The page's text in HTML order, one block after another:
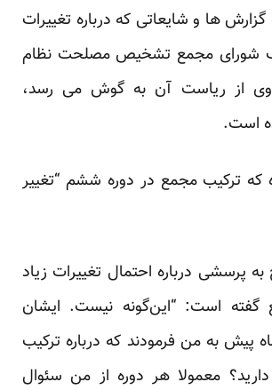
ها و شایعاتی که درباره تغییرات
شورای مجمع تشخیص مصلحت نظام
وی از ریاست آن به گوش می رسد،
است.
که ترکیب مجمع در دوره ششم “تغییر
پرسشی درباره احتمال تغییرات زیاد
گفته است: “این‌گونه نیست. ایشان
پیش به من فرمودند که درباره ترکیب
معمولا هر دوره از من سئوال